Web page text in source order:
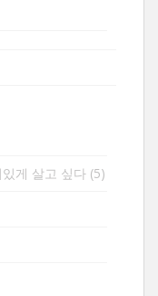
게 살고 싶다 (5)